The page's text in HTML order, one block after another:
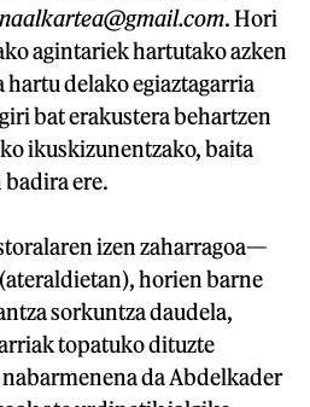
. Hori
agintariek hartutako azken
delako egiaztagarria
bat erakustera behartzen
ikuskizunentzako, baita
ere.
izen zaharragoa—
horien barne
sorkuntza daudela,
topatuko dituzte
da Abdelkader